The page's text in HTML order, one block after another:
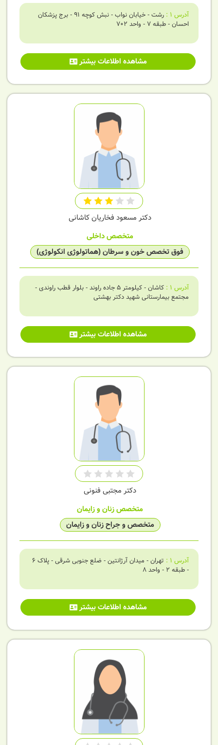
آدرس 1
:
رشت - خیابان نواب - نبش کوچه 91 - برج پزشکان
احسان - طبقه 7 - واحد 702
مشاهده اطلاعات بیشتر
دکتر مسعود فخاریان کاشانی
متخصص داخلی
فوق تخصص خون و سرطان (هماتولوژی انکولوژی)
آدرس 1
:
کاشان - کیلومتر 5 جاده راوند - بلوار قطب راوندی -
مجتمع بیمارستانی شهید دکتر بهشتی
مشاهده اطلاعات بیشتر
دکتر مجتبی فنونی
متخصص زنان و زایمان
متخصص و جراح زنان و زایمان
آدرس 1
:
تهران - میدان آرژانتین - ضلع جنوبی شرقی - پلاک 6
- طبقه 2 - واحد 8
مشاهده اطلاعات بیشتر